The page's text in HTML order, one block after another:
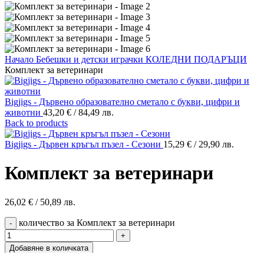
Начало Бебешки и детски играчки КОЛЕДНИ ПОДАРЪЦИ
Комплект за ветеринари
Bigjigs - Дървено образователно сметало с букви, цифри и
животни 43,20 € / 84,49 лв.
Back to products
Bigjigs - Дървен кръгъл пъзел - Сезони 15,29 € / 29,90 лв.
Комплект за ветеринари
26,02 € / 50,89 лв.
количество за Комплект за ветеринари
Добавяне в количката